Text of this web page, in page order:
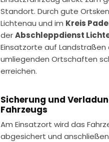
Standort. Durch gute
Lichtenau und im Kreis
derAbschleppdienst
Einsatzorte auf Landstraßen
umliegenden Ortschaften
erreichen.
Sicherung und
Fahrzeugs
Am Einsatzort wird das
abgesichert und